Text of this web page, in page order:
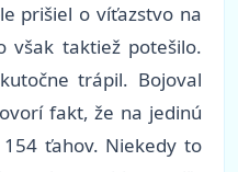
prišiel o víťazstvo na
však taktiež potešilo.
trápil. Bojoval
fakt, že na jedinú
ťahov. Niekedy to